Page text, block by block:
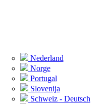
Nederland
Norge
Portugal
Slovenija
Schweiz - Deutsch